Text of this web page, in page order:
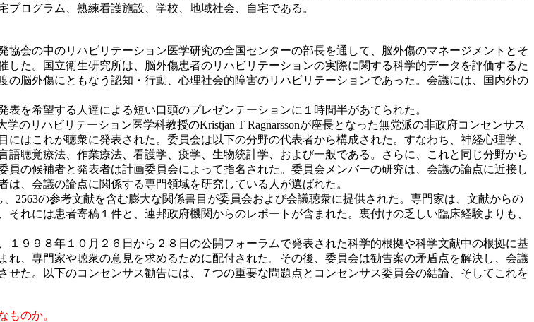
ログラム、熟練看護施設、学校、地域社会、自宅である。
会の中のリハビリテーション医学研究の全国センターの部長を通して、脳外傷のマネージメントとそ
た。国立衛生研究所は、脳外傷患者のリハビリテーションの実際に関する科学的データを評価するた
脳外傷にともなう認知・行動、心理社会的障害のリハビリテーションであった。会議には、国内外の
を希望する人達による短い口頭のプレゼンテーションに１時間半があてられた。
のリハビリテーション医学科教授のKristjan T Ragnarssonが座長となった無党派の非政府コンセンサス
はこれが聴衆に発表された。委員会は以下の分野の代表者から構成された。すなわち、神経心理学、
聴覚療法、作業療法、看護学、疫学、生物統計学、および一般である。さらに、これと同じ分野から
の候補者と発表者は計画委員会によって指名された。委員会メンバーの研究は、会議の論点に近接し
、会議の論点に関係する専門領域を研究している人が選ばれた。
の参考文献を含む膨大な関係書目が委員会および会議聴衆に提供された。専門家は、文献からの
れには患者寄稿１件と、連邦政府機関からのレポートが含まれた。裏付けの乏しい臨床経験よりも、
９９８年１０月２６日から２８日の公開フォーラムで発表された科学的根拠や科学文献中の根拠に基
、専門家や聴衆の意見を求めるために配付された。その後、委員会は勧告案の矛盾点を解決し、会議
た。以下のコンセンサス勧告には、７つの重要な問題点とコンセンサス委員会の結論、そしてこれを
ものか。